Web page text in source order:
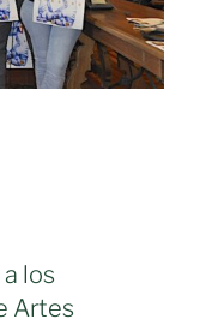
los
Artes